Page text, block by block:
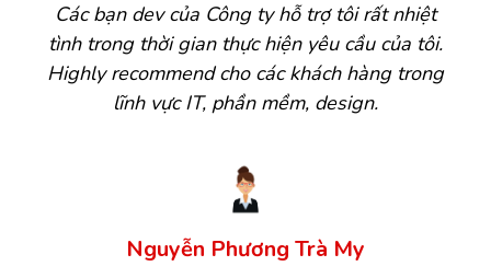
Các bạn dev của Công ty hỗ trợ tôi rất nhiệt
tình trong thời gian thực hiện yêu cầu của tôi.
Highly recommend cho các khách hàng trong
lĩnh vực IT, phần mềm, design.
Nguyễn Phương Trà My